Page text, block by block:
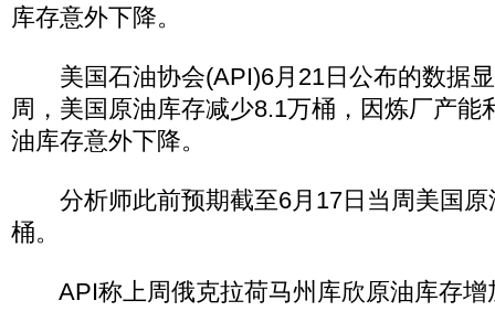
库存意外下降。
美国石油协会(API)6月21日公布的数据显
周，美国原油库存减少8.1万桶，因炼厂产能
油库存意外下降。
分析师此前预期截至6月17日当周美国原
桶。
API称上周俄克拉荷马州库欣原油库存增